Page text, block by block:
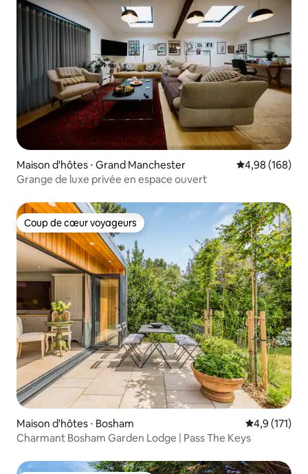
Maison d'hôtes ⋅ Grand Manchester Évaluation
4,98 (168)
Grange de luxe privée en espace ouvert
Coup de cœur voyageurs
Coup de cœur voyageurs
Maison d'hôtes ⋅ Bosham Évaluation
4,9 (171)
Charmant Bosham Garden Lodge | Pass The Keys